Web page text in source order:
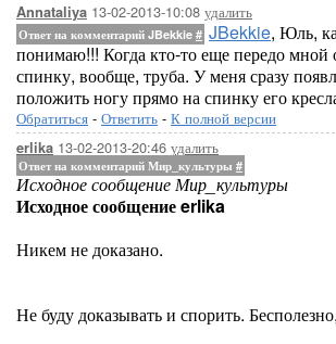
Annataliya 13-02-2013-10:08 удалить
Ответ на комментарий JBekkie # JBekkie, Юль,
понимаю!!! Когда кто-то еще передо мной
спинку, вообще, труба. У меня сразу
положить ногу прямо на спинку его
Обратиться - Ответить - К полной версии
erlika 13-02-2013-20:46 удалить
Ответ на комментарий Мир_культуры #
Исходное сообщение Мир_культуры
Исходное сообщение erlika
Никем не доказано.
Не буду доказывать и спорить.